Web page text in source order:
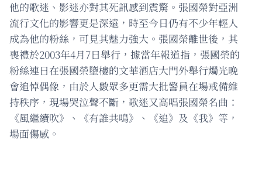
他的歌迷、影迷亦對其死訊感到震驚。張國榮對亞洲
流行文化的影響更是深遠，時至今日仍有不少年輕人
成為他的粉絲，可見其魅力強大。張國榮離世後，其
喪禮於2003年4月7日舉行，據當年報道指，張國榮的
粉絲連日在張國榮墮樓的文華酒店大門外舉行燭光晚
會追悼偶像，由於人數眾多更需大批警員在場戒備維
持秩序，現場哭泣聲不斷，歌迷又高唱張國榮名曲：
《風繼續吹》、《有誰共鳴》、《追》及《我》等，
場面傷感。